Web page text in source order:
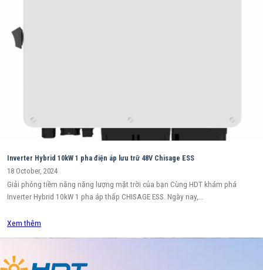
Inverter Hybrid 10kW 1 pha điện áp lưu trữ 48V Chisage ESS
18 October, 2024
Giải phóng tiềm năng năng lượng mặt trời của bạn Cùng HDT khám phá
Inverter Hybrid 10kW 1 pha áp thấp CHISAGE ESS. Ngày nay,…
Xem thêm